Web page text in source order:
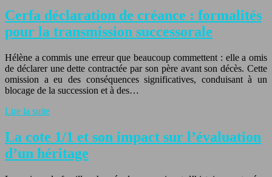
Cerfa déclaration de créance : formalités
pour la transmission successorale
Hélène a commis une erreur que beaucoup commettent : elle a omis
de déclarer une dette contractée par son père avant son décès. Cette
omission a eu des conséquences significatives, conduisant à un
blocage de la succession et à des…
Lire la suite
La cote 1/1 et son impact sur l’évaluation
d’un héritage